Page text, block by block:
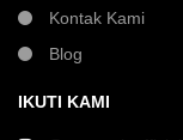
Kontak Kami
Blog
IKUTI KAMI